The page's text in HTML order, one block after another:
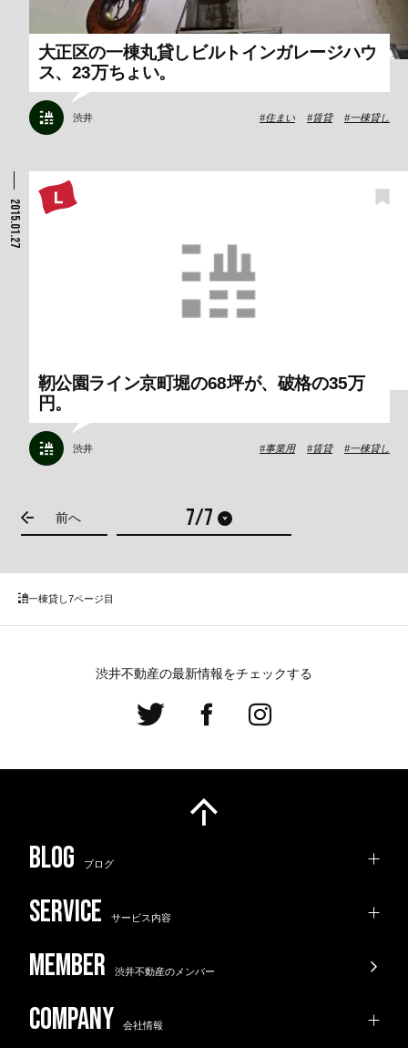
大正区の一棟丸貸しビルトインガレージハウ
ス、23万ちょい。
渋井 住まい 賃貸 一棟貸し
2015.01.27
靭公園ライン京町堀の68坪が、破格の35万
円。
渋井 事業用 賃貸 一棟貸し
前へ
一棟貸し7ページ目
渋井不動産の最新情報をチェックする
ブログ
サービス内容
渋井不動産のメンバー
会社情報